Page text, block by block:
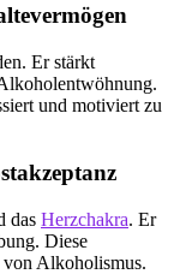
Er stärkt
und motiviert zu
das Herzchakra. Er
Diese
von Alkoholismus.